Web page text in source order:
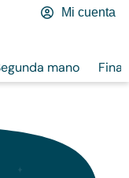
mano
Mi cuenta